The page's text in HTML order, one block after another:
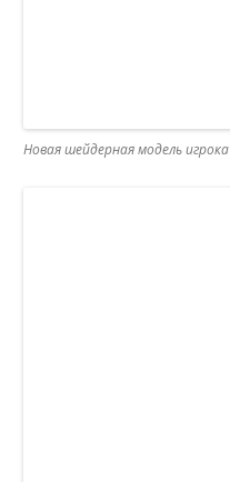
Новая шейдерная модель игрока